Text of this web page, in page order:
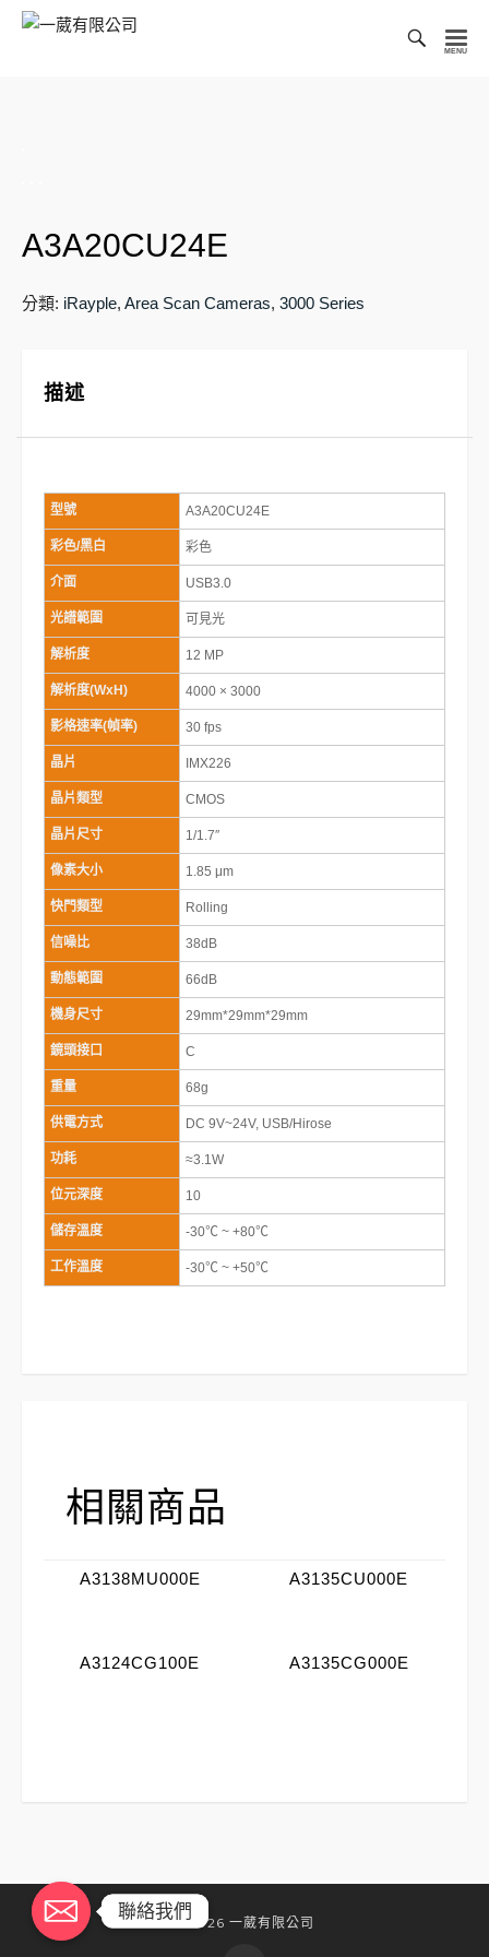
A3A20CU24E
分類: iRayple, Area Scan Cameras, 3000 Series
描述
型號 A3A20CU24E
彩色/黑白 彩色
介面 USB3.0
光譜範圍 可見光
解析度 12 MP
解析度(WxH) 4000 × 3000
影格速率(幀率) 30 fps
晶片 IMX226
晶片類型 CMOS
晶片尺寸 1/1.7″
像素大小 1.85 μm
快門類型 Rolling
信噪比 38dB
動態範圍 66dB
機身尺寸 29mm*29mm*29mm
鏡頭接口 C
重量 68g
供電方式 DC 9V~24V, USB/Hirose
功耗 ≈3.1W
位元深度 10
儲存溫度 -30℃ ~ +80℃
工作溫度 -30℃ ~ +50℃
相關商品
A3138MU000E A3135CU000E
A3124CG100E A3135CG000E
©2026 一葳有限公司
聯絡我們
聯絡我們